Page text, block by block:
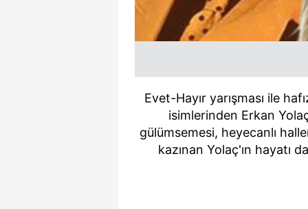
Evet-Hayır yarışması ile
isimlerinden Erkan
gülümsemesi, heyecanlı
kazınan Yolaç'ın hayatı